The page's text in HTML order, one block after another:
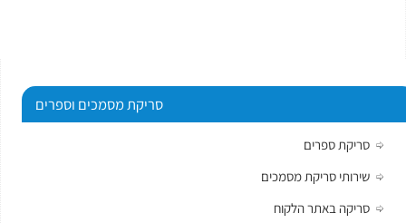
סריקת מסמכים וספרים
סריקת ספרים
שירותי סריקת מסמכים
סריקה באתר הלקוח